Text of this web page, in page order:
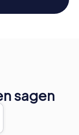
sagen